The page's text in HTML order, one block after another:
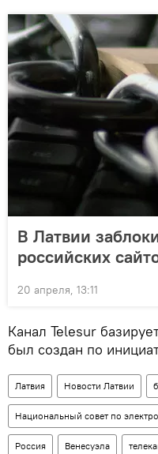
В Латвии
российских
20 апреля, 13:11
Канал Telesur
был создан по
Латвия Новости Латвии
Россия Венесуэла